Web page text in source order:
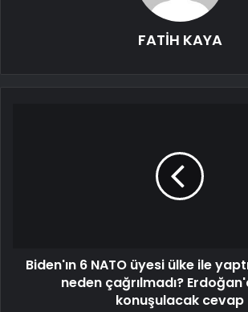
FATİH KAYA
Biden'ın 6 NATO üyesi ülke ile
neden çağrılmadı?
konuşulacak cevap